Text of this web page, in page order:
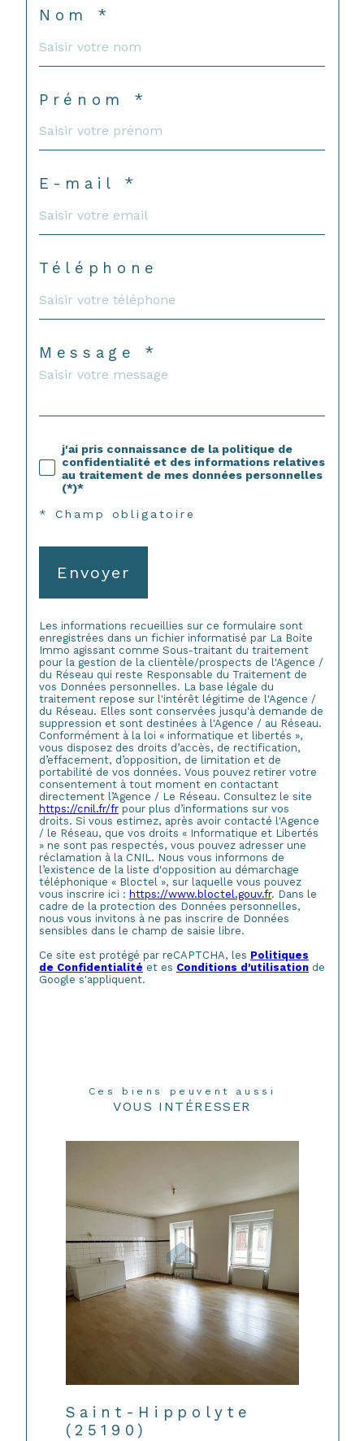
Nom *
Prénom *
E-mail *
Téléphone
Message *
j'ai pris connaissance de la politique de
confidentialité et des informations relatives
au traitement de mes données personnelles
(*)*
* Champ obligatoire
Envoyer
Les informations recueillies sur ce formulaire sont
enregistrées dans un fichier informatisé par La Boite
Immo agissant comme Sous-traitant du traitement
pour la gestion de la clientèle/prospects de l'Agence /
du Réseau qui reste Responsable du Traitement de
vos Données personnelles. La base légale du
traitement repose sur l'intérêt légitime de l'Agence /
du Réseau. Elles sont conservées jusqu'à demande de
suppression et sont destinées à l'Agence / au Réseau.
Conformément à la loi « informatique et libertés »,
vous disposez des droits d’accès, de rectification,
d’effacement, d’opposition, de limitation et de
portabilité de vos données. Vous pouvez retirer votre
consentement à tout moment en contactant
directement l’Agence / Le Réseau. Consultez le site
https://cnil.fr/fr pour plus d’informations sur vos
droits. Si vous estimez, après avoir contacté l'Agence
/ le Réseau, que vos droits « Informatique et Libertés
» ne sont pas respectés, vous pouvez adresser une
réclamation à la CNIL. Nous vous informons de
l’existence de la liste d'opposition au démarchage
téléphonique « Bloctel », sur laquelle vous pouvez
vous inscrire ici : https://www.bloctel.gouv.fr. Dans le
cadre de la protection des Données personnelles,
nous vous invitons à ne pas inscrire de Données
sensibles dans le champ de saisie libre.
Ce site est protégé par reCAPTCHA, les Politiques
de Confidentialité et es Conditions d'utilisation de
Google s'appliquent.
Ces biens peuvent aussi
VOUS INTÉRESSER
Saint-Hippolyte
(25190)